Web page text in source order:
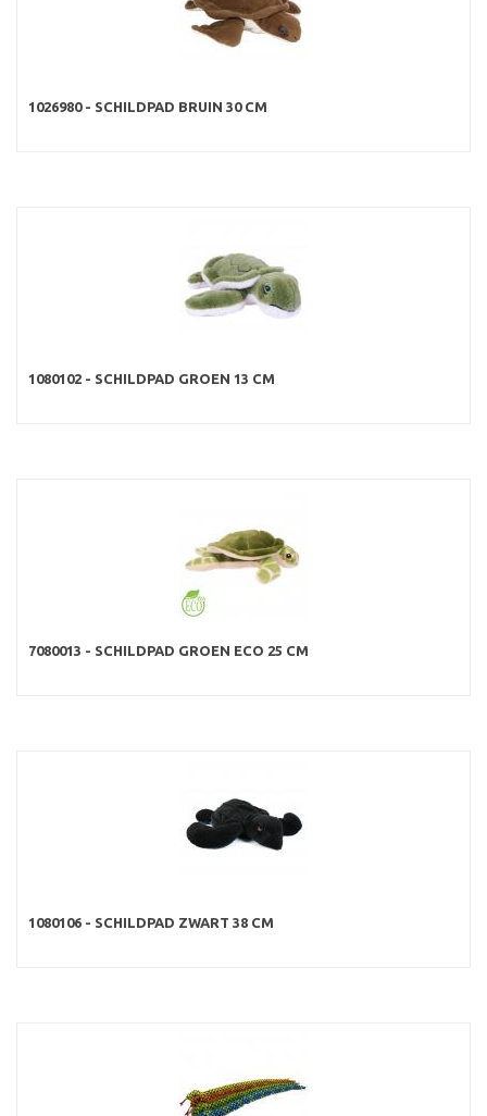
1026980 - SCHILDPAD BRUIN 30 CM
1080102 - SCHILDPAD GROEN 13 CM
7080013 - SCHILDPAD GROEN ECO 25 CM
1080106 - SCHILDPAD ZWART 38 CM